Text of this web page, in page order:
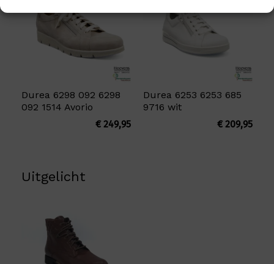
Durea 6298 092 6298
092 1514 Avorio
€249,95
Durea 6253 6253 685
9716 wit
€209,95
Uitgelicht